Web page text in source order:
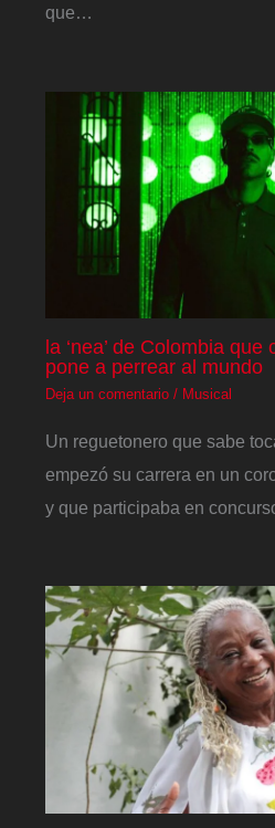
que…
la ‘nea’ de Colombia
pone a perrear al mundo
Deja un comentario / Musical
Un reguetonero que sabe
empezó su carrera en un
y que participaba en